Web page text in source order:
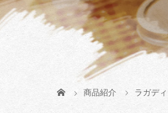
商品紹介 ラガディ